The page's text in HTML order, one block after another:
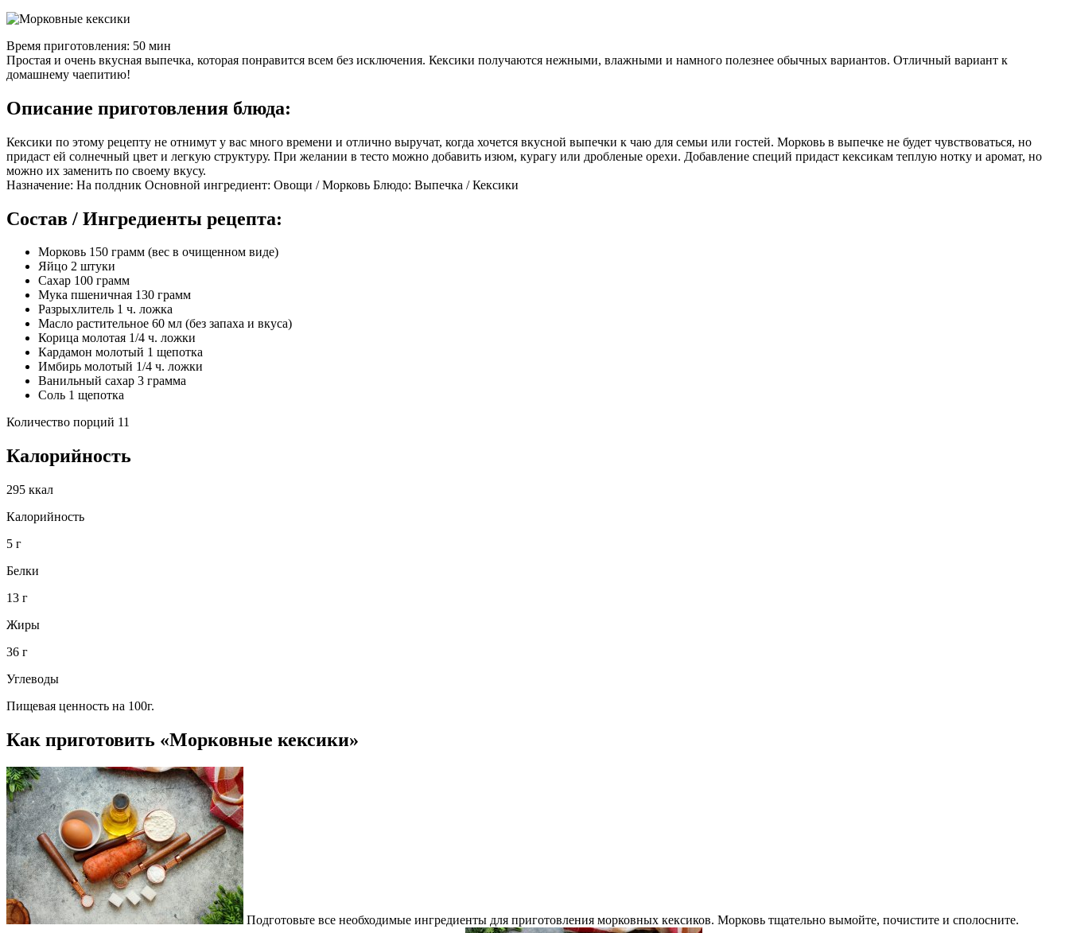
Время приготовления: 50 мин
Простая и очень вкусная выпечка, которая понравится всем без исключения. Кексики получаются нежными, влажными и намного полезнее обычных вариантов. Отличный вариант к
домашнему чаепитию!
Описание приготовления блюда:
Кексики по этому рецепту не отнимут у вас много времени и отлично выручат, когда хочется вкусной выпечки к чаю для семьи или гостей. Морковь в выпечке не будет чувствоваться, но
придаст ей солнечный цвет и легкую структуру. При желании в тесто можно добавить изюм, курагу или дробленые орехи. Добавление специй придаст кексикам теплую нотку и аромат, но
можно их заменить по своему вкусу.
Назначение: На полдник Основной ингредиент: Овощи / Морковь Блюдо: Выпечка / Кексики
Состав / Ингредиенты рецепта:
Морковь 150 грамм (вес в очищенном виде)
Яйцо 2 штуки
Сахар 100 грамм
Мука пшеничная 130 грамм
Разрыхлитель 1 ч. ложка
Масло растительное 60 мл (без запаха и вкуса)
Корица молотая 1/4 ч. ложки
Кардамон молотый 1 щепотка
Имбирь молотый 1/4 ч. ложки
Ванильный сахар 3 грамма
Соль 1 щепотка
Количество порций 11
Калорийность
295 ккал
Калорийность
5 г
Белки
13 г
Жиры
36 г
Углеводы
Пищевая ценность на 100г.
Как приготовить «Морковные кексики»
Подготовьте все необходимые ингредиенты для приготовления морковных кексиков. Морковь тщательно вымойте, почистите и сполосните.